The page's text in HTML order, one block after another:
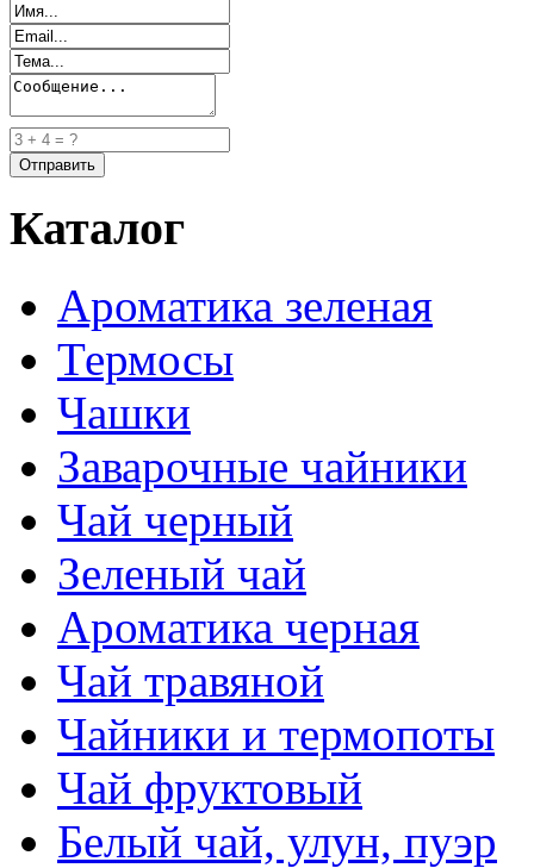
Каталог
Ароматика зеленая
Термосы
Чашки
Заварочные чайники
Чай черный
Зеленый чай
Ароматика черная
Чай травяной
Чайники и термопоты
Чай фруктовый
Белый чай, улун, пуэр